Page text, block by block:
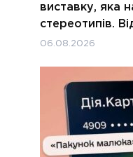
виставку, яка
стереотипів.
06.08.2026